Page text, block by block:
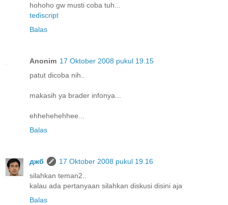
hohoho gw musti coba tuh...
tediscript
Balas
Anonim 17 Oktober 2008 pukul 19.15
patut dicoba nih..
makasih ya brader infonya...
ehhehehehhee...
Balas
джб
17 Oktober 2008 pukul 19.16
silahkan teman2..
kalau ada pertanyaan silahkan diskusi disini aja
Balas